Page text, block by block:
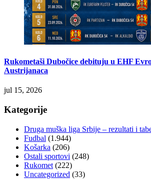
Rukometaši Dubočice debituju u EHF
Austrijanaca
jul 15, 2026
Kategorije
Druga muška liga Srbije – rezultati i
Fudbal (1.944)
Košarka (206)
Ostali sportovi (248)
Rukomet (222)
Uncategorized (33)